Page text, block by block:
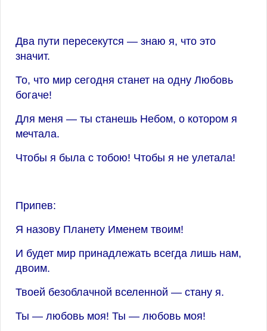
Два пути пересекутся — знаю я, что это
значит.
То, что мир сегодня станет на одну Любовь
богаче!
Для меня — ты станешь Небом, о котором я
мечтала.
Чтобы я была с тобою! Чтобы я не улетала!
Припев:
Я назову Планету Именем твоим!
И будет мир принадлежать всегда лишь нам,
двоим.
Твоей безоблачной вселенной — стану я.
Ты — любовь моя! Ты — любовь моя!